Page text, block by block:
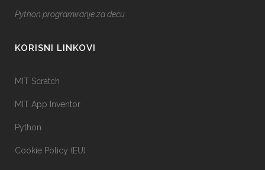
Python programiranje za decu
KORISNI LINKOVI
MIT Scratch
MIT App Inventor
Python
Cookie Policy (EU)